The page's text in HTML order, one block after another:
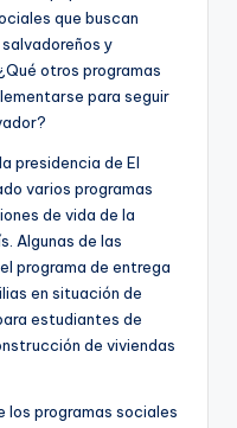
que buscan
y
otros programas
para seguir
presidencia de El
varios programas
de vida de la
Algunas de las
programa de entrega
en situación de
estudiantes de
de viviendas
los programas sociales